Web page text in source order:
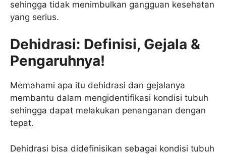
sehingga tidak menimbulkan gangguan kesehatan
yang serius.
Dehidrasi: Definisi, Gejala &
Pengaruhnya!
Memahami apa itu dehidrasi dan gejalanya
membantu dalam mengidentifikasi kondisi tubuh
sehingga dapat melakukan penanganan dengan
tepat.
Dehidrasi bisa didefinisikan sebagai kondisi tubuh